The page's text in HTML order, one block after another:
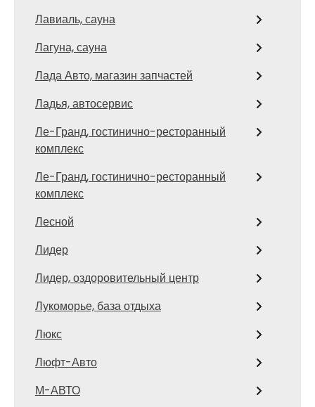
Лавиаль, сауна
Лагуна, сауна
Лада Авто, магазин запчастей
Ладья, автосервис
Ле-Гранд, гостинично-ресторанный
комплекс
Ле-Гранд, гостинично-ресторанный
комплекс
Лесной
Лидер
Лидер, оздоровительный центр
Лукоморье, база отдыха
Люкс
Люфт-Авто
М-АВТО